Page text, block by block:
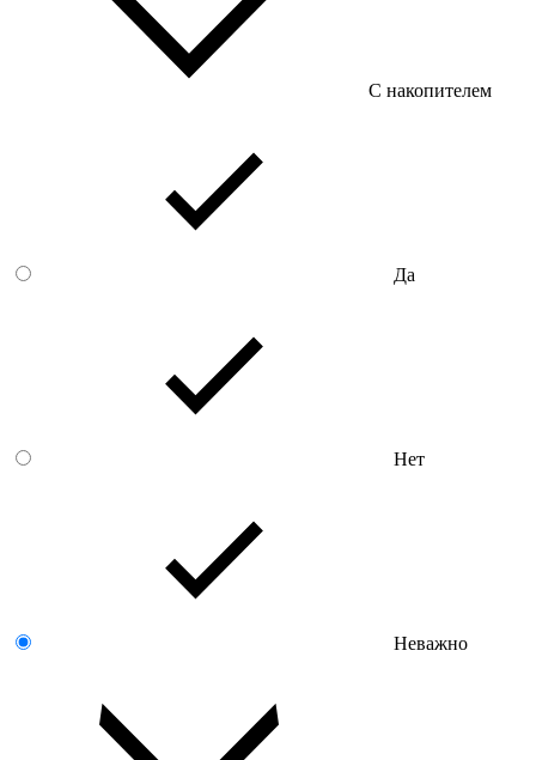
С накопителем
Да
Нет
Неважно